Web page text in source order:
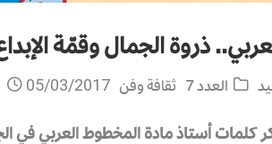
ذروة الجمال وقمّة
العدد 7 ثقافة وفن 05/03/2017
كلمات أستاذ مادة المخطوط العربي في